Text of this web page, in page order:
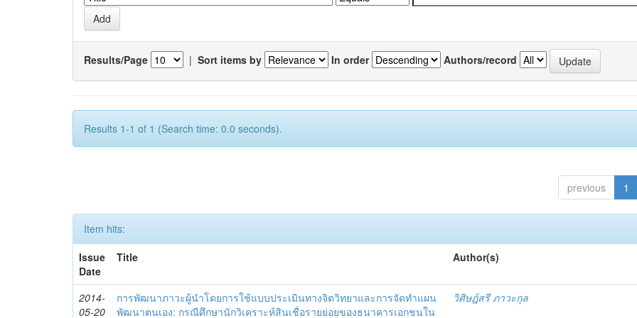
Results/Page | Sort items by In order Authors/record
Results 1-1 of 1 (Search time: 0.0 seconds).
previous 1
Item hits:
Issue
Date
Title Author(s)
2014-
05-20
การพัฒนาภาวะผู้นำโดยการใช้แบบประเมินทางจิตวิทยาและการจัดทำแผน
พัฒนาตนเอง: กรณีศึกษานักวิเคราะห์สินเชื่อรายย่อยของธนาคารเอกชนใน
วิศิษฎ์สรี ภาวะกุล